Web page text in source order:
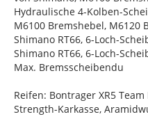
Hydraulische 4-Kolben-
M6100 Bremshebel, M6120
Shimano RT66, 6-Loch-
Shimano RT66, 6-Loch-
Max. Bremsscheibendu
Reifen: Bontrager XR5
Strength-Karkasse,